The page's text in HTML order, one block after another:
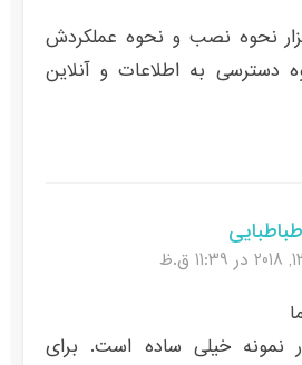
نحوه نصب و نحوه عملکردش
دسترسی به اطلاعات و آنلاین
نمونه خیلی ساده است. برای